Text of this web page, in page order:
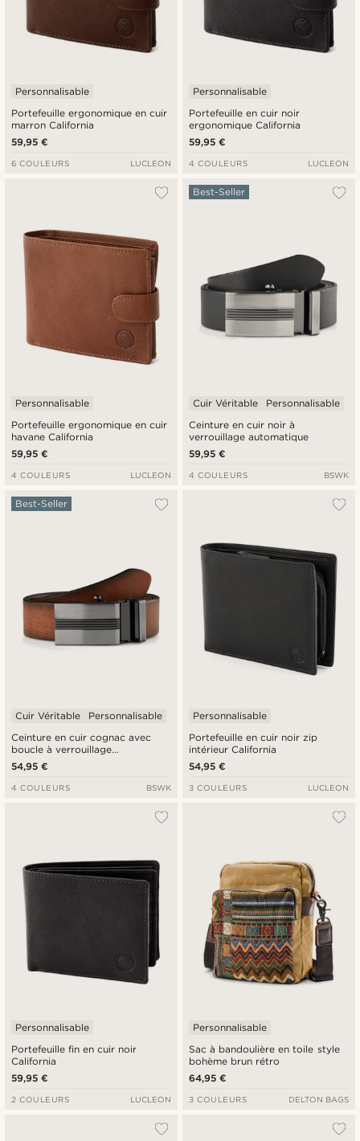
Portefeuille ergonomique en cuir
marron California
Personnalisable
59,95 €
6 COULEURS LUCLEON
Portefeuille en cuir noir
ergonomique California
Personnalisable
59,95 €
4 COULEURS LUCLEON
Portefeuille ergonomique en cuir
havane California
Personnalisable
59,95 €
4 COULEURS LUCLEON
Ceinture en cuir noir à
verrouillage automatique
Best-Seller
Cuir Véritable Personnalisable
59,95 €
4 COULEURS BSWK
Ceinture en cuir cognac avec
boucle à verrouillage
automatique
Best-Seller
Cuir Véritable Personnalisable
54,95 €
4 COULEURS BSWK
Portefeuille en cuir noir zip
intérieur California
Personnalisable
54,95 €
3 COULEURS LUCLEON
Portefeuille fin en cuir noir
California
Personnalisable
59,95 €
2 COULEURS LUCLEON
Sac à bandoulière en toile style
bohème brun rétro
Personnalisable
64,95 €
3 COULEURS DELTON BAGS